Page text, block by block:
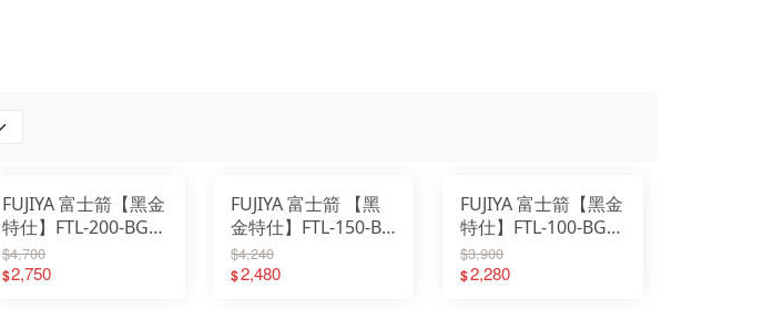
FUJIYA 富士箭【黑金
特仕】FTL-200-BG
鋁合金水平尺
$4,700
$2,750
FUJIYA 富士箭 【黑
金特仕】FTL-150-BG
鋁合金水平尺
$4,240
$2,480
FUJIYA 富士箭【黑金
特仕】FTL-100-BG
鋁合金水平尺
100mm
$3,900
$2,280